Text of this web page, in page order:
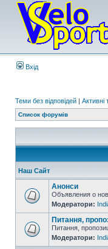
Вхід
Теми без відповідей | Активні
Список форумів
Наш Сайт
Анонси
Объявления о
Модератори:
Питання,
Питання,
Модератори: